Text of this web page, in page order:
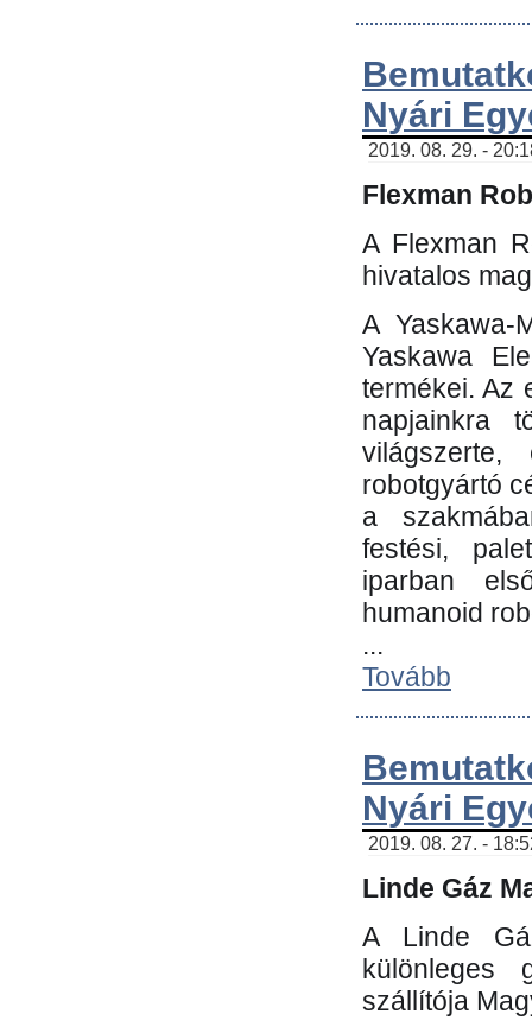
Nyári
2019. 08. 29. -
Flexman
A Flexman
hivatalos
A Yaskawa-
Yaskawa
termékei. Az
napjainkra
robotgyártó
a
festési,
iparban
humanoid
...
Tovább
Nyári
2019. 08. 27. -
Linde Gáz
A Linde
különleges
szállítója